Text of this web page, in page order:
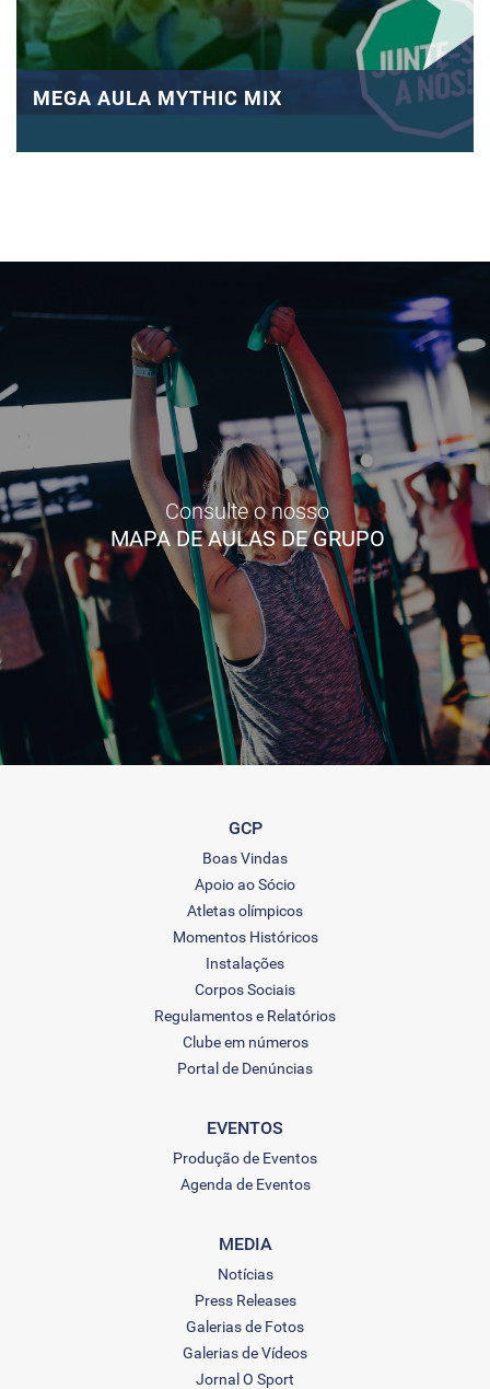
MEGA AULA MYTHIC MIX
Consulte o nosso
MAPA DE AULAS DE GRUPO
GCP
Boas Vindas
Apoio ao Sócio
Atletas olímpicos
Momentos Históricos
Instalações
Corpos Sociais
Regulamentos e Relatórios
Clube em números
Portal de Denúncias
EVENTOS
Produção de Eventos
Agenda de Eventos
MEDIA
Notícias
Press Releases
Galerias de Fotos
Galerias de Vídeos
Jornal O Sport